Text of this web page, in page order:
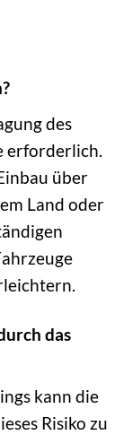
des
erforderlich.
über
Land oder
das
kann die
Risiko zu